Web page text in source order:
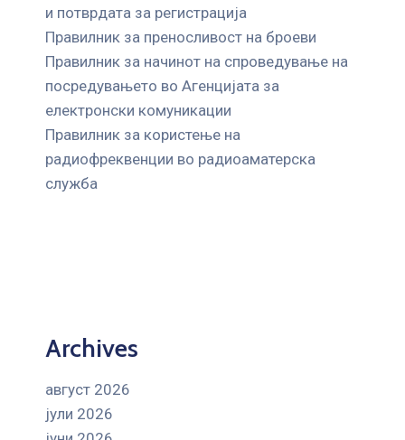
и потврдата за регистрација
Правилник за преносливост на броеви
Правилник за начинот на спроведување на
посредувањето во Агенцијата за
електронски комуникации
Правилник за користење на
радиофреквенции во радиоаматерска
служба
Archives
август 2026
јули 2026